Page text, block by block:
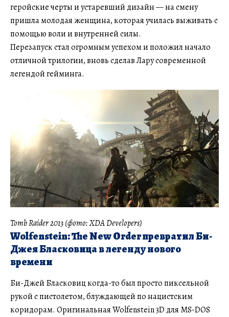
геройские черты и устаревший дизайн — на смену
пришла молодая женщина, которая училась выживать с
помощью воли и внутренней силы.
Перезапуск стал огромным успехом и положил начало
отличной трилогии, вновь сделав Лару современной
легендой гейминга.
Tomb Raider 2013 (фото: XDA Developers)
Wolfenstein: The New Order превратил Би-
Джея Бласковица в легенду нового
времени
Би-Джей Бласковиц когда-то был просто пиксельной
рукой с пистолетом, блуждающей по нацистским
коридорам. Оригинальная Wolfenstein 3D для MS-DOS